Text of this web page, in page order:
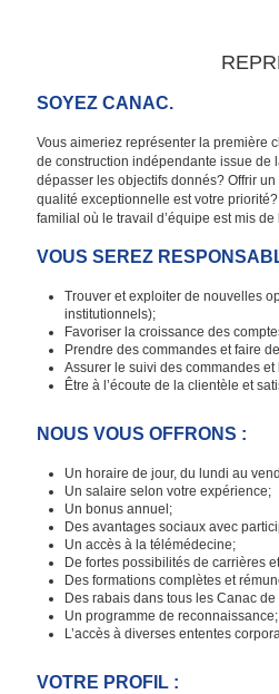
SOYEZ CANAC.
Vous aimeriez représenter la première
de construction indépendante issue de
dépasser les objectifs donnés? Offrir
qualité exceptionnelle est votre
familial où le travail d’équipe est mis de
VOUS SEREZ
Trouver et exploiter de nouvelles
institutionnels);
Favoriser la croissance des
Prendre des commandes et faire
Assurer le suivi des commandes
Être à l’écoute de la clientèle et
NOUS VOUS OFFRONS :
Un horaire de jour, du lundi au
Un salaire selon votre expérience;
Un bonus annuel;
Des avantages sociaux avec
Un accès à la télémédecine;
De fortes possibilités de carrières
Des formations complètes et
Des rabais dans tous les Canac
Un programme de reconnaissance;
L’accès à diverses ententes
VOTRE PROFIL :